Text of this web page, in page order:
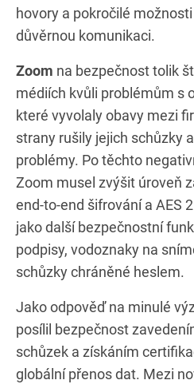
hovory a pokročilé
důvěrnou komunikaci.
Zoom na bezpečnost tolik
médiích kvůli problémům s
které vyvolaly obavy mezi
strany rušily jejich schůzky
problémy. Po těchto
Zoom musel zvýšit úroveň
end-to-end šifrování a AES
jako další bezpečnostní
podpisy, vodoznaky na
schůzky chráněné heslem.
Jako odpověď na minulé
posílil bezpečnost
schůzek a získáním
globální přenos dat. Mezi